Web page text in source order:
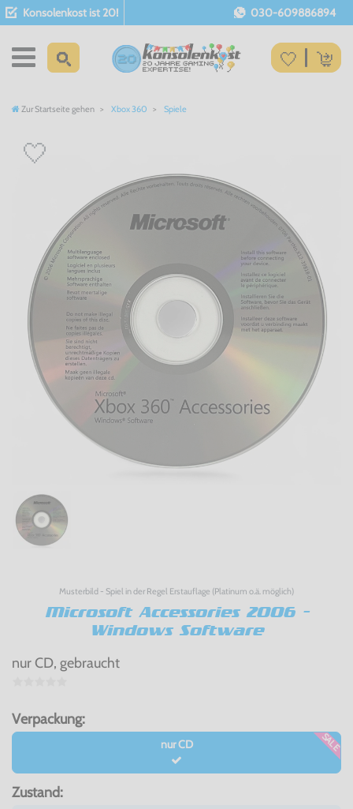
Konsolenkost ist 20! 030-609886894
Zur Startseite gehen Xbox 360 Spiele
Musterbild - Spiel in der Regel Erstauflage (Platinum o.ä. möglich)
Microsoft Accessories 2006 -
Windows Software
nur CD, gebraucht
Verpackung:
nur CD SALE
Zustand: